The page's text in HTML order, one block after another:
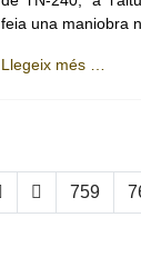
feia una maniobra
Llegeix més …
759